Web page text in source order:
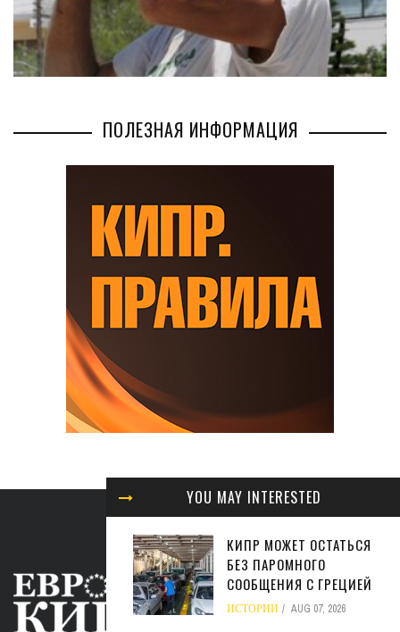
YOU MAY INTERESTED
КИПР МОЖЕТ ОСТАТЬСЯ
БЕЗ ПАРОМНОГО
СООБЩЕНИЯ С ГРЕЦИЕЙ
ИСТОРИИ AUG 07, 2026
ПОЛЕЗНАЯ ИНФОРМАЦИЯ